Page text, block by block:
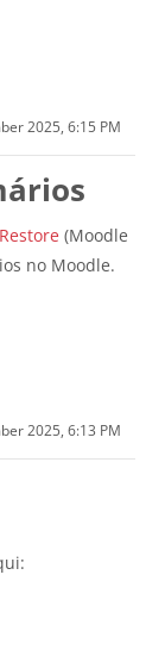
2025, 6:15 PM
(Moodle
no Moodle.
2025, 6:13 PM